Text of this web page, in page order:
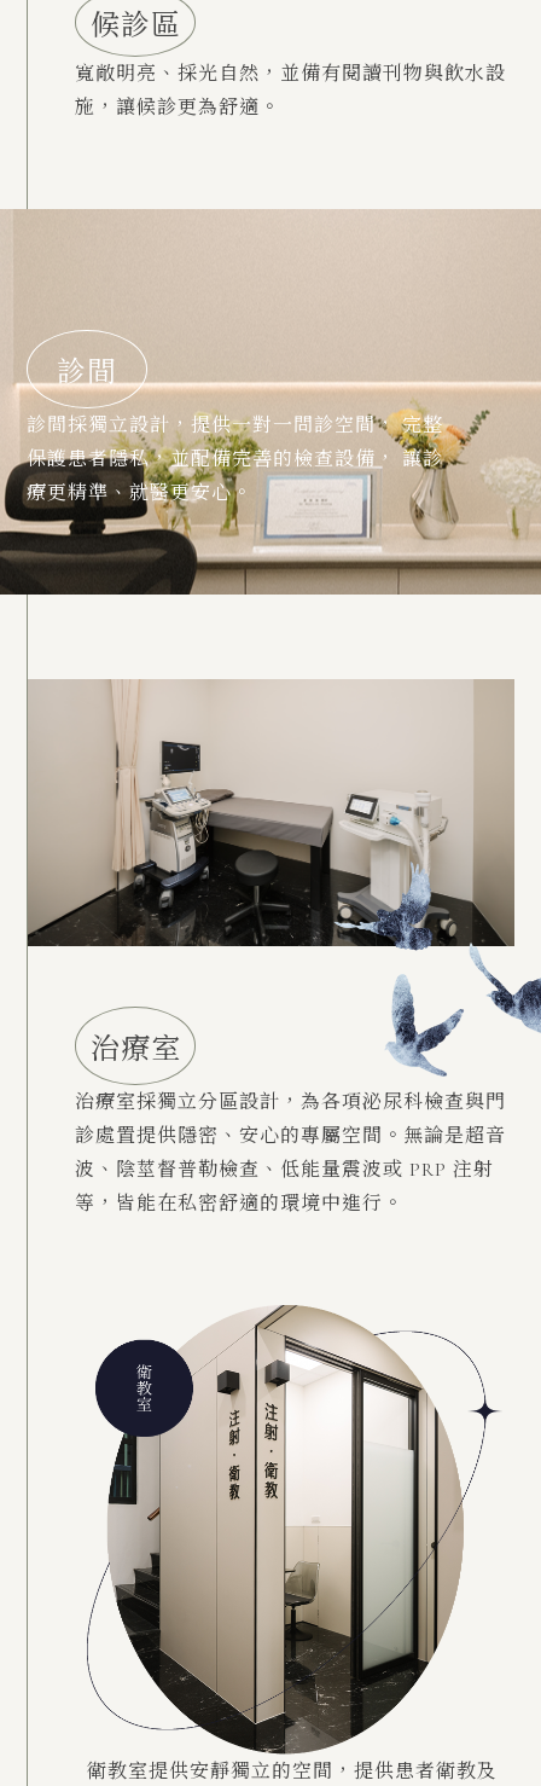
候診區
寬敞明亮、採光自然，並備有閱讀刊物與飲水設
施，讓候診更為舒適。
診間
診間採獨立設計，提供一對一問診空間，完整
保護患者隱私，並配備完善的檢查設備，
讓診
療更精準、就醫更安心。
治療室
治療室採獨立分區設計，為各項泌尿科檢查與門
診處置提供隱密、安心的專屬空間。無論是超音
波、陰莖督普勒檢查、低能量震波或 PRP 注射
等，皆能在私密舒適的環境中進行。
衛教室提供安靜獨立的空間，提供患者衛教及